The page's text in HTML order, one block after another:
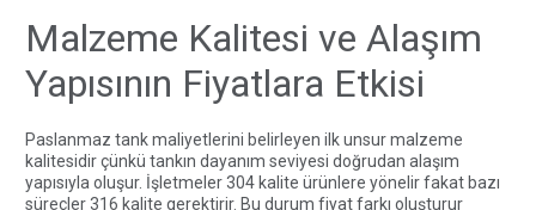
Malzeme Kalitesi ve Alaşım
Yapısının Fiyatlara Etkisi
Paslanmaz tank maliyetlerini belirleyen ilk unsur malzeme
kalitesidir çünkü tankın dayanım seviyesi doğrudan alaşım
yapısıyla oluşur. İşletmeler 304 kalite ürünlere yönelir fakat bazı
süreçler 316 kalite gerektirir. Bu durum fiyat farkı oluşturur